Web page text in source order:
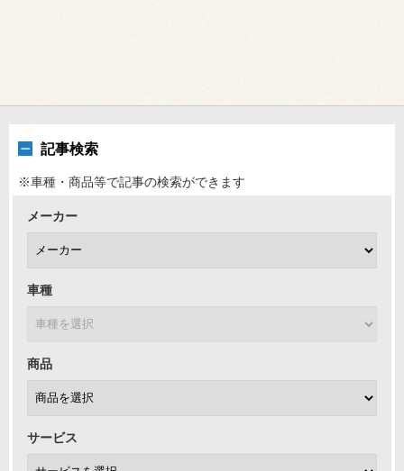
記事検索
※車種・商品等で記事の検索ができます
メーカー
車種
商品
サービス